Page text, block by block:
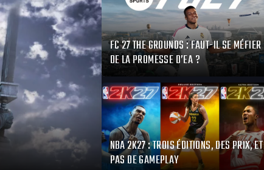
FC 27 THE GROUNDS : FAUT-IL SE MÉFIER
DE LA PROMESSE D’EA ?
NBA 2K27 : TROIS ÉDITIONS, DES PRIX, ET
PAS DE GAMEPLAY